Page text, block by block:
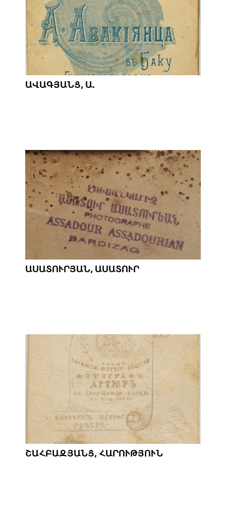
ԱՎԱԳՅԱՆՑ, Ա.
ԱՍԱՏՈՒՐՅԱՆ, ԱՍԱՏՈՒՐ
ՇԱՀԲԱԶՅԱՆՑ, ՀԱՐՈՒԹՅՈՒՆ